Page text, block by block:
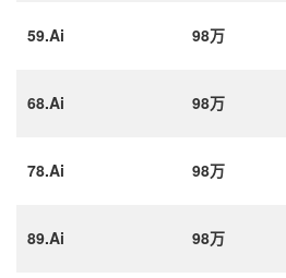
59.Ai 98万
68.Ai 98万
78.Ai 98万
89.Ai 98万